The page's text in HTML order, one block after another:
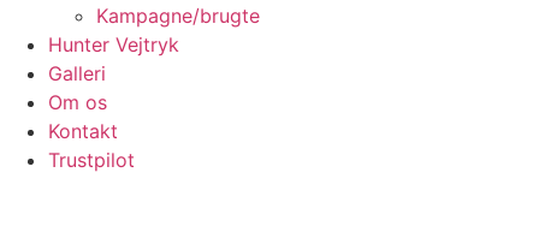
Kampagne/brugte
Hunter Vejtryk
Galleri
Om os
Kontakt
Trustpilot